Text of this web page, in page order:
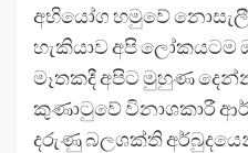
අභියෝග හමුවේ
හැකියාව අපි ලෝකයටම
මෑතකදී අපිට මුහුණ
කුණාටුවේ විනාශකාරී
දරුණු බලශක්ති අර්බුදයෙන්